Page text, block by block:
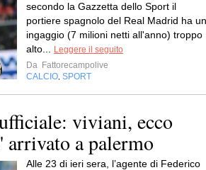
secondo la Gazzetta dello Sport il
portiere spagnolo del Real Madrid ha un
ingaggio (7 milioni netti all'anno) troppo
alto...
Leggere il seguito
Da Fattorecampolive
CALCIO SPORT
viviani, ecco
arrivato a palermo
Alle 23 di ieri sera, l’agente di Federico